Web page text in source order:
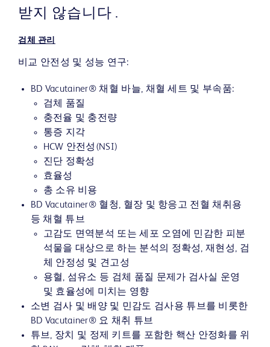
받지 않습니다 .
검체 관리
비교 안전성 및 성능 연구:
BD Vacutainer® 채혈 바늘, 채혈 세트 및 부속품:
검체 품질
충전율 및 충전량
통증 지각
HCW 안전성(NSI)
진단 정확성
효율성
총 소유 비용
BD Vacutainer® 혈청, 혈장 및 항응고 전혈 채취용
등 채혈 튜브
고감도 면역분석 또는 세포 오염에 민감한 피분
석물을 대상으로 하는 분석의 정확성, 재현성, 검
체 안정성 및 견고성
용혈, 섬유소 등 검체 품질 문제가 검사실 운영
및 효율성에 미치는 영향
소변 검사 및 배양 및 민감도 검사용 튜브를 비롯한
BD Vacutainer® 요 채취 튜브
튜브, 장치 및 정제 키트를 포함한 핵산 안정화를 위